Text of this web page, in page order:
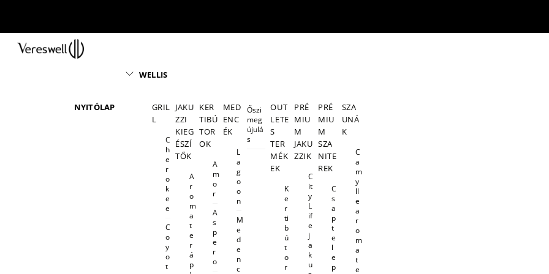
content
NYITÓLAP
WELLIS
GRIL
L
C
h
e
r
o
k
e
e
C
o
y
o
t
JAKU
ZZI
KIEG
ÉSZÍ
TŐK
A
r
o
m
a
t
e
r
á
p
KER
TIBÚ
TOR
OK
A
m
o
r
A
s
p
e
r
o
MED
ENC
ÉK
L
a
g
o
o
n
M
e
d
e
n
c
Őszi
meg
újulá
s
OUT
LETE
S
TER
MÉK
EK
K
e
r
ti
b
ú
t
o
r
PRÉ
MIU
M
JAKU
ZZIK
C
it
y
L
if
e
j
a
k
u
PRÉ
MIU
M
SZA
NITE
REK
C
s
a
p
t
e
l
e
p
SZA
UNÁ
K
C
a
m
y
ll
e
a
r
o
m
a
t
e